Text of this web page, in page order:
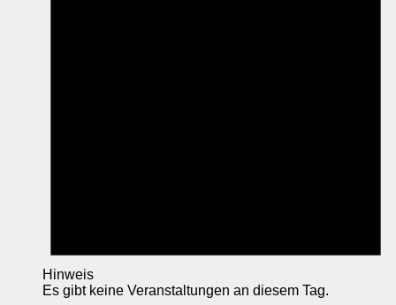
Hinweis
Es gibt keine Veranstaltungen an diesem Tag.